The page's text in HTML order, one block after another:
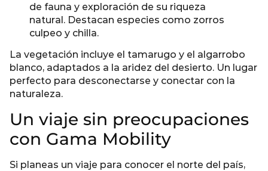
de fauna y exploración de su riqueza
natural. Destacan especies como zorros
culpeo y chilla.
La vegetación incluye el tamarugo y el algarrobo
blanco, adaptados a la aridez del desierto. Un lugar
perfecto para desconectarse y conectar con la
naturaleza.
Un viaje sin preocupaciones
con Gama Mobility
Si planeas un viaje para conocer el norte del país,